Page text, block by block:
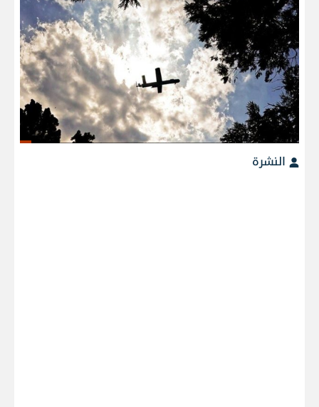
النشرة